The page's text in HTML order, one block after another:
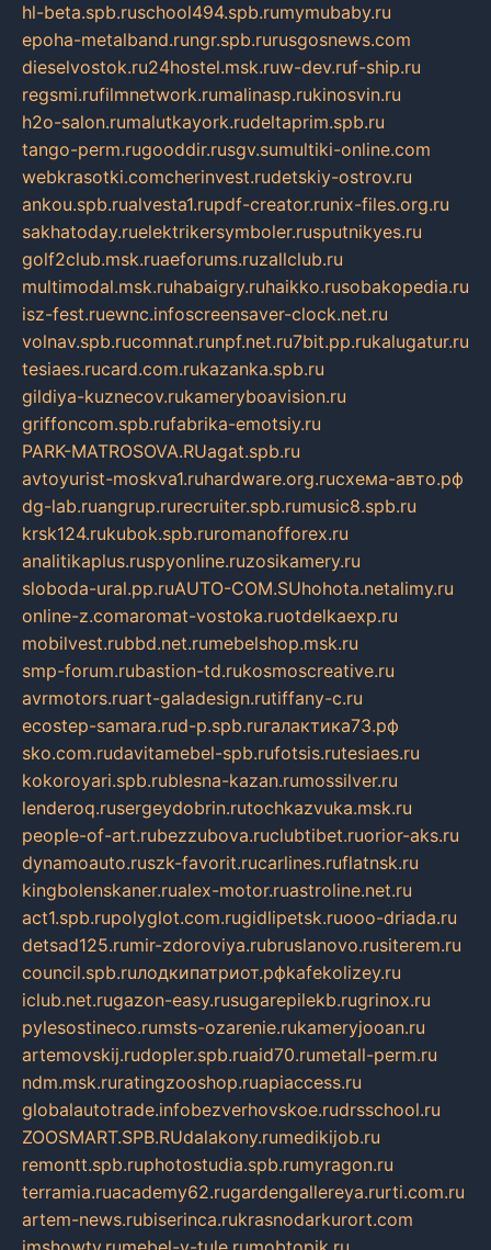
hl-beta.spb.ruschool494.spb.rumymubaby.ru
epoha-metalband.rungr.spb.rurusgosnews.com
dieselvostok.ru24hostel.msk.ruw-dev.ruf-ship.ru
regsmi.rufilmnetwork.rumalinasp.rukinosvin.ru
h2o-salon.rumalutkayork.rudeltaprim.spb.ru
tango-perm.rugooddir.rusgv.sumultiki-online.com
webkrasotki.comcherinvest.rudetskiy-ostrov.ru
ankou.spb.rualvesta1.rupdf-creator.runix-files.org.ru
sakhatoday.ruelektrikersymboler.rusputnikyes.ru
golf2club.msk.ruaeforums.ruzallclub.ru
multimodal.msk.ruhabaigry.ruhaikko.rusobakopedia.ru
isz-fest.ruewnc.infoscreensaver-clock.net.ru
volnav.spb.rucomnat.runpf.net.ru7bit.pp.rukalugatur.ru
tesiaes.rucard.com.rukazanka.spb.ru
gildiya-kuznecov.rukameryboavision.ru
griffoncom.spb.rufabrika-emotsiy.ru
PARK-MATROSOVA.RUagat.spb.ru
avtoyurist-moskva1.ruhardware.org.ruсхема-авто.рф
dg-lab.ruangrup.rurecruiter.spb.rumusic8.spb.ru
krsk124.rukubok.spb.ruromanofforex.ru
analitikaplus.ruspyonline.ruzosikamery.ru
sloboda-ural.pp.ruAUTO-COM.SUhohota.netalimy.ru
online-z.comaromat-vostoka.ruotdelkaexp.ru
mobilvest.rubbd.net.rumebelshop.msk.ru
smp-forum.rubastion-td.rukosmoscreative.ru
avrmotors.ruart-galadesign.rutiffany-c.ru
ecostep-samara.rud-p.spb.ruгалактика73.рф
sko.com.rudavitamebel-spb.rufotsis.rutesiaes.ru
kokoroyari.spb.rublesna-kazan.rumossilver.ru
lenderoq.rusergeydobrin.rutochkazvuka.msk.ru
people-of-art.rubezzubova.ruclubtibet.ruorior-aks.ru
dynamoauto.ruszk-favorit.rucarlines.ruflatnsk.ru
kingbolenskaner.rualex-motor.ruastroline.net.ru
act1.spb.rupolyglot.com.rugidlipetsk.ruooo-driada.ru
detsad125.rumir-zdoroviya.rubruslanovo.rusiterem.ru
council.spb.ruлодкипатриот.рфkafekolizey.ru
iclub.net.rugazon-easy.rusugarepilekb.rugrinox.ru
pylesostineco.rumsts-ozarenie.rukameryjooan.ru
artemovskij.rudopler.spb.ruaid70.rumetall-perm.ru
ndm.msk.ruratingzooshop.ruapiaccess.ru
globalautotrade.infobezverhovskoe.rudrsschool.ru
ZOOSMART.SPB.RUdalakony.rumedikijob.ru
remontt.spb.ruphotostudia.spb.rumyragon.ru
terramia.ruacademy62.rugardengallereya.rurti.com.ru
artem-news.rubiserinca.rukrasnodarkurort.com